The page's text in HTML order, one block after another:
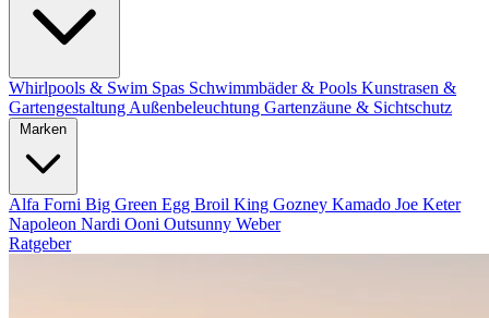
Whirlpools & Swim Spas Schwimmbäder & Pools Kunstrasen &
Gartengestaltung Außenbeleuchtung Gartenzäune & Sichtschutz
Alfa Forni Big Green Egg Broil King Gozney Kamado Joe Keter
Napoleon Nardi Ooni Outsunny Weber
Ratgeber